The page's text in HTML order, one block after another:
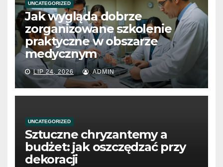
UNCATEGORIZED
Jak wygląda dobrze
zorganizowane szkolenie
praktyczne w obszarze
medycznym
LIP 24, 2026 ADMIN
UNCATEGORIZED
Sztuczne chryzantemy a
budżet: jak oszczędzać przy
dekoracji